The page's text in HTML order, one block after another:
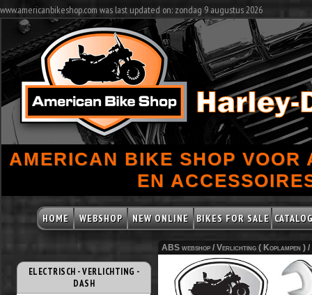
www.americanbikeshop.com was last updated on: zondag 9 augustus 2026
AMERICAN BIKE SHOP VOOR
EN
HOME WEBSHOP NEW ONLINE BIKES FOR SALE
ELECTRISCH - VERLICHTING -
DASH
ABS webshop / Verlichting ( Koplampen ) /